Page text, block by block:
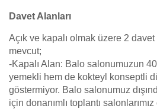
Davet Alanları
Açık ve kapalı olmak üzere 2
mevcut;
-Kapalı Alan: Balo salonumuzun
yemekli hem de kokteyl konseptli
göstermiyor. Balo salonumuz
için donanımlı toplantı salonlarımız